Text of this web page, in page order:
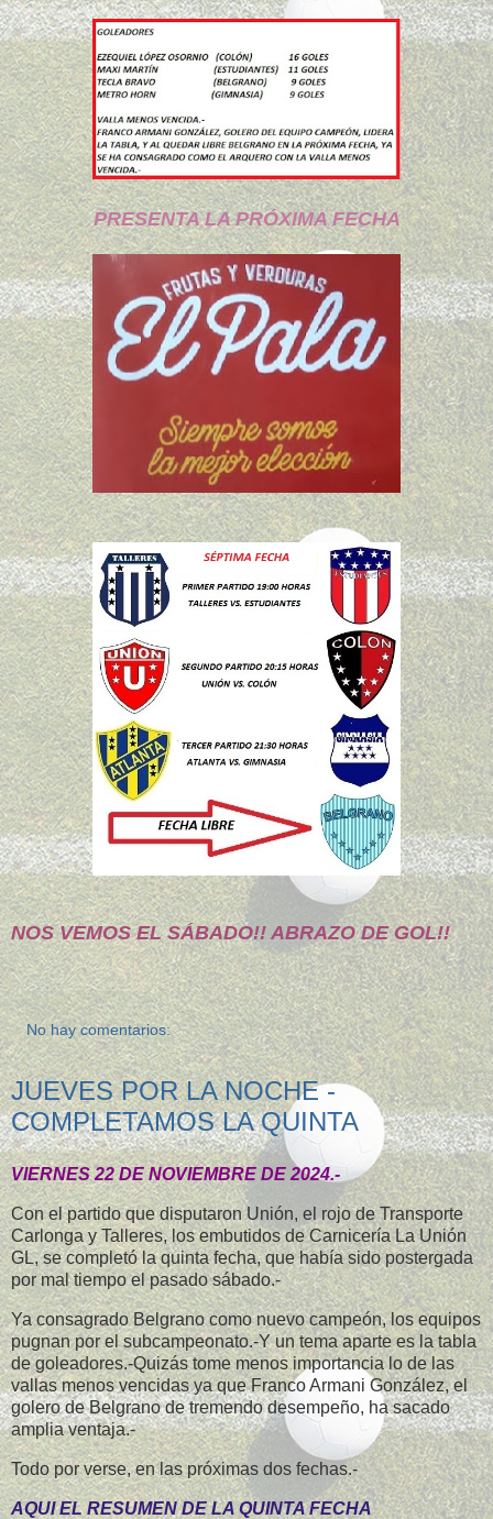
PRESENTA LA PRÓXIMA FECHA
NOS VEMOS EL SÁBADO!! ABRAZO DE GOL!!
No hay comentarios:
JUEVES POR LA NOCHE -
COMPLETAMOS LA QUINTA
VIERNES 22 DE NOVIEMBRE DE 2024.-
Con el partido que disputaron Unión, el rojo de Transporte
Carlonga y Talleres, los embutidos de Carnicería La Unión
GL, se completó la quinta fecha, que había sido postergada
por mal tiempo el pasado sábado.-
Ya consagrado Belgrano como nuevo campeón, los equipos
pugnan por el subcampeonato.-Y un tema aparte es la tabla
de goleadores.-Quizás tome menos importancia lo de las
vallas menos vencidas ya que Franco Armani González, el
golero de Belgrano de tremendo desempeño, ha sacado
amplia ventaja.-
Todo por verse, en las próximas dos fechas.-
AQUI EL RESUMEN DE LA QUINTA FECHA